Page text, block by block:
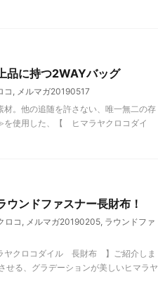
品に持つ2WAYバッグ
コ , メルマガ20190517
。他の追随を許さない、唯一無二の存
使用した、【 ヒマラヤクロコダイ
ンドファスナー長財布！
ロコ, メルマガ20190205, ラウンドファ
ヤクロコダイル 長財布 】ご紹介しま
せる、グラデーションが美しいヒマラヤ